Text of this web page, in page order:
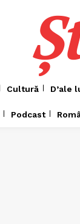
Cultură D’ale
Podcast